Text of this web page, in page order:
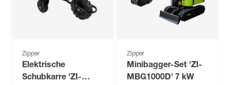
Zipper
Elektrische
Schubkarre 'ZI-
Zipper
Minibagger-Set 'ZI-
MBG1000D' 7 kW